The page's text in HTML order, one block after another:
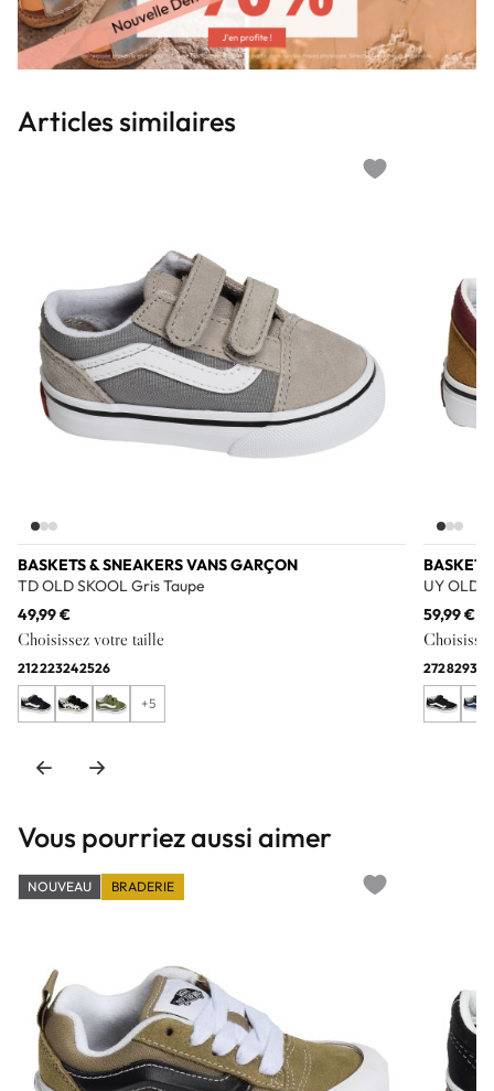
Articles similaires
BASKETS & SNEAKERS VANS GARÇON
TD OLD SKOOL Gris Taupe
49,99 €
Choisissez votre taille
212223242526
+5
UY OLD
59,99 €
27282931
Vous pourriez aussi aimer
NOUVEAU BRADERIE